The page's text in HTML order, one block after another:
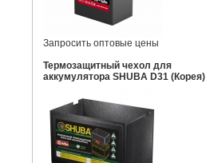
Запросить оптовые цены
Термозащитный чехол для
аккумулятора SHUBA D31 (Корея)